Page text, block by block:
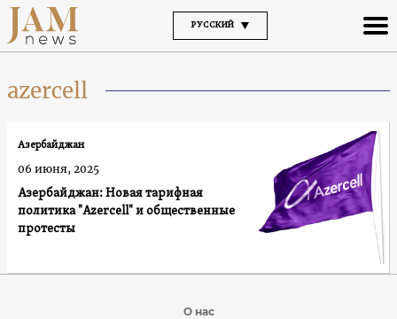
РУССКИЙ
azercell
Азербайджан: Новая тарифная
политика "Azercell" и общественные
протесты
Азербайджан
06 июня, 2025
О нас